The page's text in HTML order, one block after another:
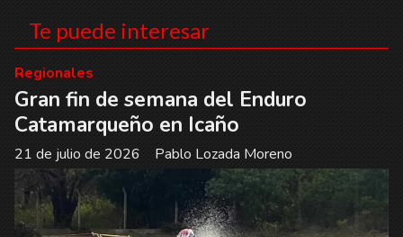
Te puede interesar
Gran fin de semana del Enduro
Catamarqueño en Icaño
Pablo Lozada Moreno
Regionales
21 de julio de 2026